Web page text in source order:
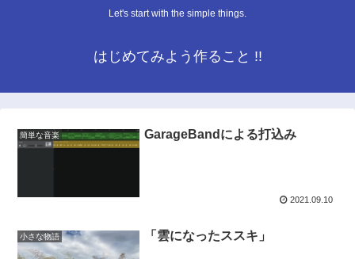
Let's start with the simple things.
はじめてみよう作ること !!
簡単な音楽 GarageBandによる打込み
2021.09.10
小さな物語 「雲になったススキ」